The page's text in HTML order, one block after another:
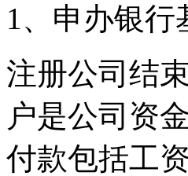
1、申办银行
注册公司结
户是公司资
付款包括工